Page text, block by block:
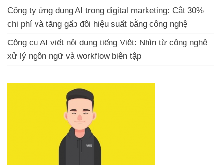
Công ty ứng dụng AI trong digital marketing: Cắt 30%
chi phí và tăng gấp đôi hiệu suất bằng công nghệ
Công cụ AI viết nội dung tiếng Việt: Nhìn từ công nghệ
xử lý ngôn ngữ và workflow biên tập